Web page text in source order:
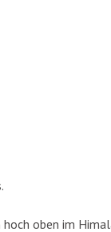
oben im